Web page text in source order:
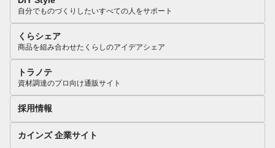
自分でものづくりしたいすべての人をサポート
くらシェア
商品を組み合わせたくらしのアイデアシェア
トラノテ
資材調達のプロ向け通販サイト
採用情報
カインズ 企業サイト